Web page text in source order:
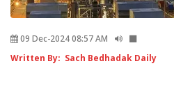
09 Dec-2024 08:57 AM
Written By: Sach Bedhadak Daily